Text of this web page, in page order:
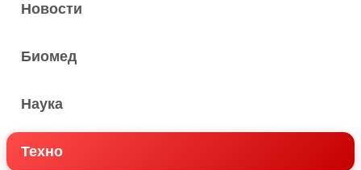
Новости
Биомед
Наука
Техно